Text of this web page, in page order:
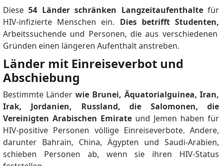
Diese54 Länder schränken Langzeitaufenthaltefür
HIV-infizierte Menschen ein. Dies betrifft Studenten,
Arbeitssuchende und Personen, die aus verschiedenen
Gründen einen längeren Aufenthalt anstreben.
Länder mit Einreiseverbot und
Abschiebung
Bestimmte Länderwie Brunei, Äquatorialguinea, Iran,
Irak, Jordanien, Russland, die Salomonen, die
Vereinigten Arabischen Emirateund Jemen haben für
HIV-positive Personen völlige Einreiseverbote.Andere,
darunter Bahrain, China, Ägypten und Saudi-Arabien,
schieben Personen ab, wenn sie ihren HIV-Status